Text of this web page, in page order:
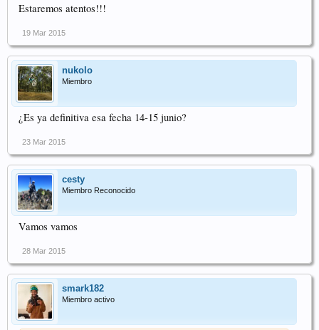
Estaremos atentos!!!
19 Mar 2015
nukolo
Miembro
¿Es ya definitiva esa fecha 14-15 junio?
23 Mar 2015
cesty
Miembro Reconocido
Vamos vamos
28 Mar 2015
smark182
Miembro activo